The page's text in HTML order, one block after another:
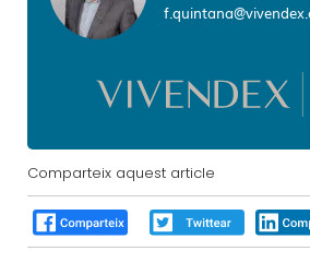
Comparteix aquest article